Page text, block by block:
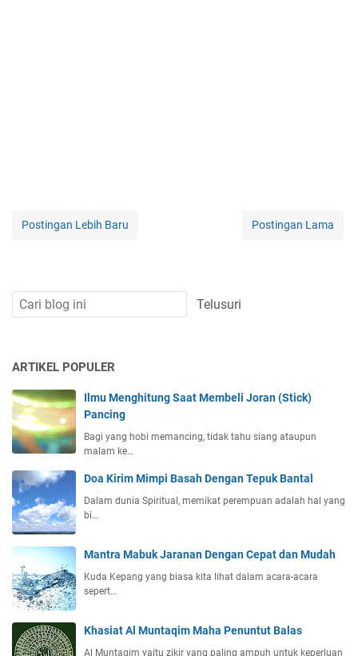
Postingan Lebih Baru Postingan Lama
ARTIKEL POPULER
Ilmu Menghitung Saat Membeli Joran (Stick)
Pancing
Bagi yang hobi memancing, tidak tahu siang ataupun
malam ke…
Doa Kirim Mimpi Basah Dengan Tepuk Bantal
Dalam dunia Spiritual, memikat perempuan adalah hal yang
bi…
Mantra Mabuk Jaranan Dengan Cepat dan Mudah
Kuda Kepang yang biasa kita lihat dalam acara-acara
sepert…
Khasiat Al Muntaqim Maha Penuntut Balas
Al Muntaqim yaitu zikir yang paling ampuh untuk keperluan